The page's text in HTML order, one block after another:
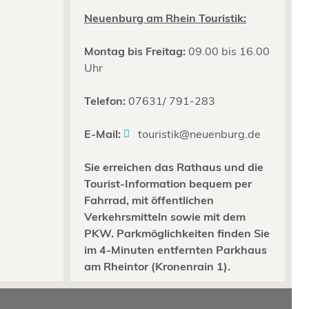
Neuenburg am Rhein Touristik:
Montag bis Freitag: 09.00 bis 16.00
Uhr
Telefon: 07631/ 791-283
E-Mail: touristik@neuenburg.de
Sie erreichen das Rathaus und die
Tourist-Information bequem per
Fahrrad, mit öffentlichen
Verkehrsmitteln sowie mit dem
PKW. Parkmöglichkeiten finden Sie
im 4-Minuten entfernten Parkhaus
am Rheintor (Kronenrain 1).